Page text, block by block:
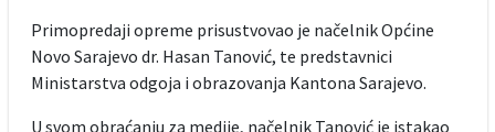
Primopredaji opreme prisustvovao je načelnik Općine
Novo Sarajevo dr. Hasan Tanović, te predstavnici
Ministarstva odgoja i obrazovanja Kantona Sarajevo.
U svom obraćanju za medije, načelnik Tanović je istakao